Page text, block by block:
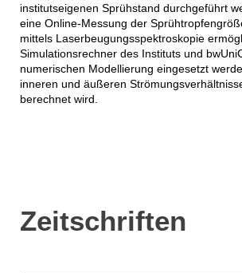
institutseigenen Sprühstand durchgeführt
eine Online-Messung der
mittels Laserbeugungsspektroskopie
Simulationsrechner des Instituts und
numerischen Modellierung eingesetzt
inneren und äußeren
berechnet wird.
Zeitschriften